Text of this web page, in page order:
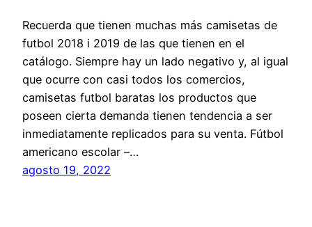
Recuerda que tienen muchas más camisetas de
futbol 2018 i 2019 de las que tienen en el
catálogo. Siempre hay un lado negativo y, al igual
que ocurre con casi todos los comercios,
camisetas futbol baratas los productos que
poseen cierta demanda tienen tendencia a ser
inmediatamente replicados para su venta. Fútbol
americano escolar –…
agosto 19, 2022